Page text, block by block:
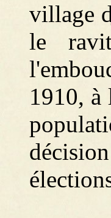
village
le
1910, à